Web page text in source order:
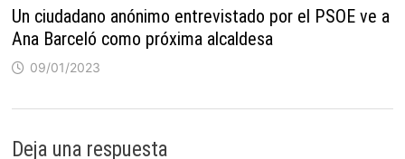
Un ciudadano anónimo entrevistado por el PSOE ve a
Ana Barceló como próxima alcaldesa
09/01/2023
Deja una respuesta